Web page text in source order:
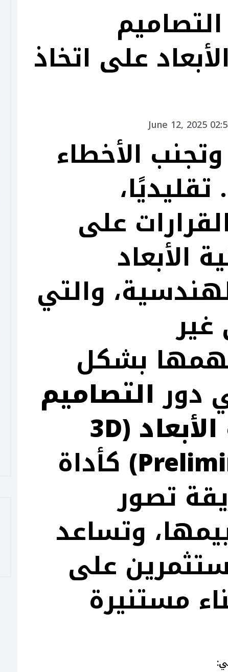
على اتخاذ
June 12, 2025
الأخطاء
على
الأبعاد
والتي
بشكل
دور التصاميم
الأولية ثلاثية الأبعاد (3D
كأداة
تصور
وتساعد
على
مستنيرة